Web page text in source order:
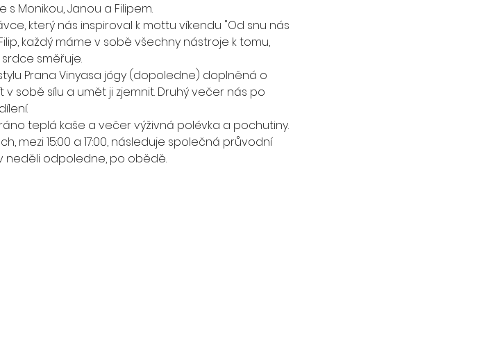
Monikou, Janou a Filipem.
který nás inspiroval k mottu víkendu "Od snu nás
každý máme v sobě všechny nástroje k tomu,
směřuje.
Prana Vinyasa jógy (dopoledne) doplněná o
sobě sílu a umět ji zjemnit. Druhý večer nás po
teplá kaše a večer výživná polévka a pochutiny.
mezi 15:00 a 17:00, následuje společná průvodní
neděli odpoledne, po obědě.